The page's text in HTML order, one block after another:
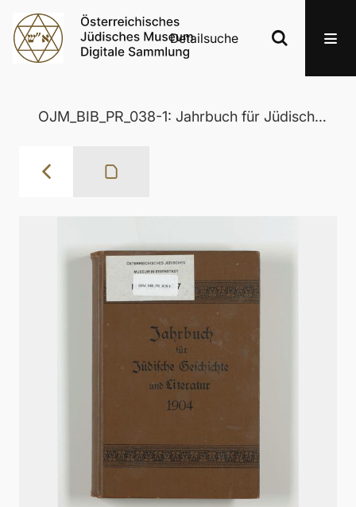
Detailsuche
OJM_BIB_PR_038-1: Jahrbuch für Jüdische Geschichte und Literatur